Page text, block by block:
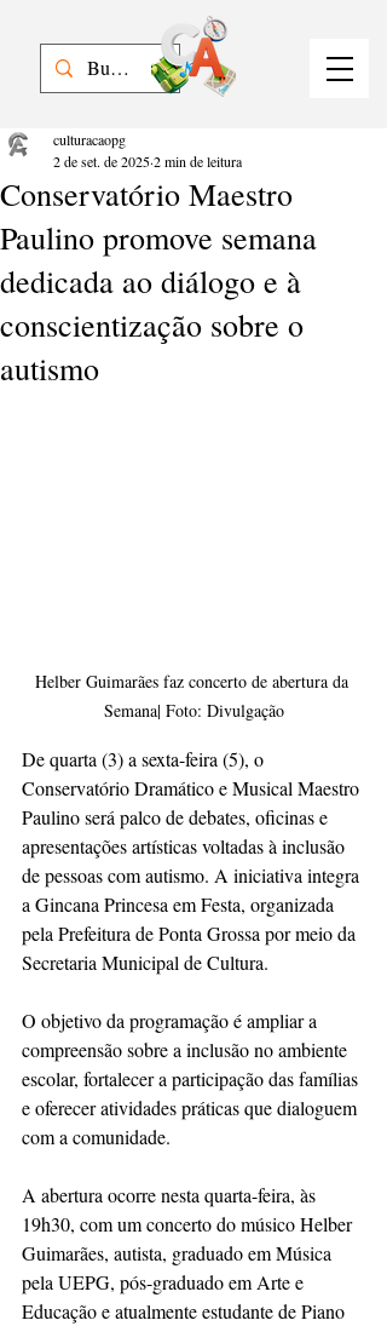
Conservatório Maestro
Paulino promove semana
dedicada ao diálogo e à
conscientização sobre o
autismo
culturacaopg
2 de set. de 20252 min de leitura
Helber Guimarães faz concerto de abertura da
Semana| Foto: Divulgação
De quarta (3) a sexta-feira (5), o
Conservatório Dramático e Musical Maestro
Paulino será palco de debates, oficinas e
apresentações artísticas voltadas à inclusão
de pessoas com autismo. A iniciativa integra
a Gincana Princesa em Festa, organizada
pela Prefeitura de Ponta Grossa por meio da
Secretaria Municipal de Cultura.
O objetivo da programação é ampliar a
compreensão sobre a inclusão no ambiente
escolar, fortalecer a participação das famílias
e oferecer atividades práticas que dialoguem
com a comunidade.
A abertura ocorre nesta quarta-feira, às
19h30, com um concerto do músico Helber
Guimarães, autista, graduado em Música
pela UEPG, pós-graduado em Arte e
Educação e atualmente estudante de Piano